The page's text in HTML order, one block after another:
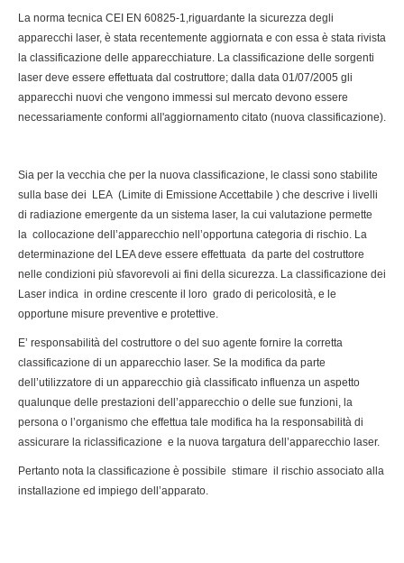
La norma tecnica CEI EN 60825-1,riguardante la sicurezza degli
apparecchi laser, è stata recentemente aggiornata e con essa è stata rivista
la classificazione delle apparecchiature. La classificazione delle sorgenti
laser deve essere effettuata dal costruttore; dalla data 01/07/2005 gli
apparecchi nuovi che vengono immessi sul mercato devono essere
necessariamente conformi all'aggiornamento citato (nuova classificazione).
Sia per la vecchia che per la nuova classificazione, le classi sono stabilite
sulla base dei LEA (Limite di Emissione Accettabile ) che descrive i livelli
di radiazione emergente da un sistema laser, la cui valutazione permette
la collocazione dell’apparecchio nell’opportuna categoria di rischio. La
determinazione del LEA deve essere effettuata da parte del costruttore
nelle condizioni più sfavorevoli ai fini della sicurezza. La classificazione dei
Laser indica in ordine crescente il loro grado di pericolosità, e le
opportune misure preventive e protettive.
E’ responsabilità del costruttore o del suo agente fornire la corretta
classificazione di un apparecchio laser. Se la modifica da parte
dell’utilizzatore di un apparecchio già classificato influenza un aspetto
qualunque delle prestazioni dell’apparecchio o delle sue funzioni, la
persona o l’organismo che effettua tale modifica ha la responsabilità di
assicurare la riclassificazione e la nuova targatura dell’apparecchio laser.
Pertanto nota la classificazione è possibile stimare il rischio associato alla
installazione ed impiego dell’apparato.